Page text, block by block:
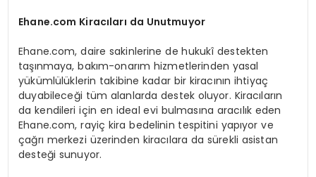
Ehane.com Kiracıları da Unutmuyor
Ehane.com, daire sakinlerine de hukukî destekten
taşınmaya, bakım-onarım hizmetlerinden yasal
yükümlülüklerin takibine kadar bir kiracının ihtiyaç
duyabileceği tüm alanlarda destek oluyor. Kiracıların
da kendileri için en ideal evi bulmasına aracılık eden
Ehane.com, rayiç kira bedelinin tespitini yapıyor ve
çağrı merkezi üzerinden kiracılara da sürekli asistan
desteği sunuyor.